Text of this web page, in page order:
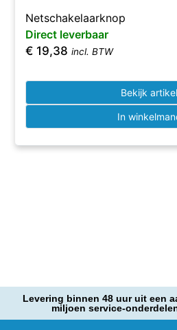
Netschakelaarknop
Direct leverbaar
€ 19,38 incl. BTW
Bekijk artikel
In
Levering binnen 48 uur uit een
miljoen service-